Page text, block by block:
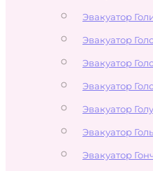
Эвакуатор
Эвакуатор
Эвакуатор
Эвакуатор
Эвакуатор
Эвакуатор
Эвакуатор